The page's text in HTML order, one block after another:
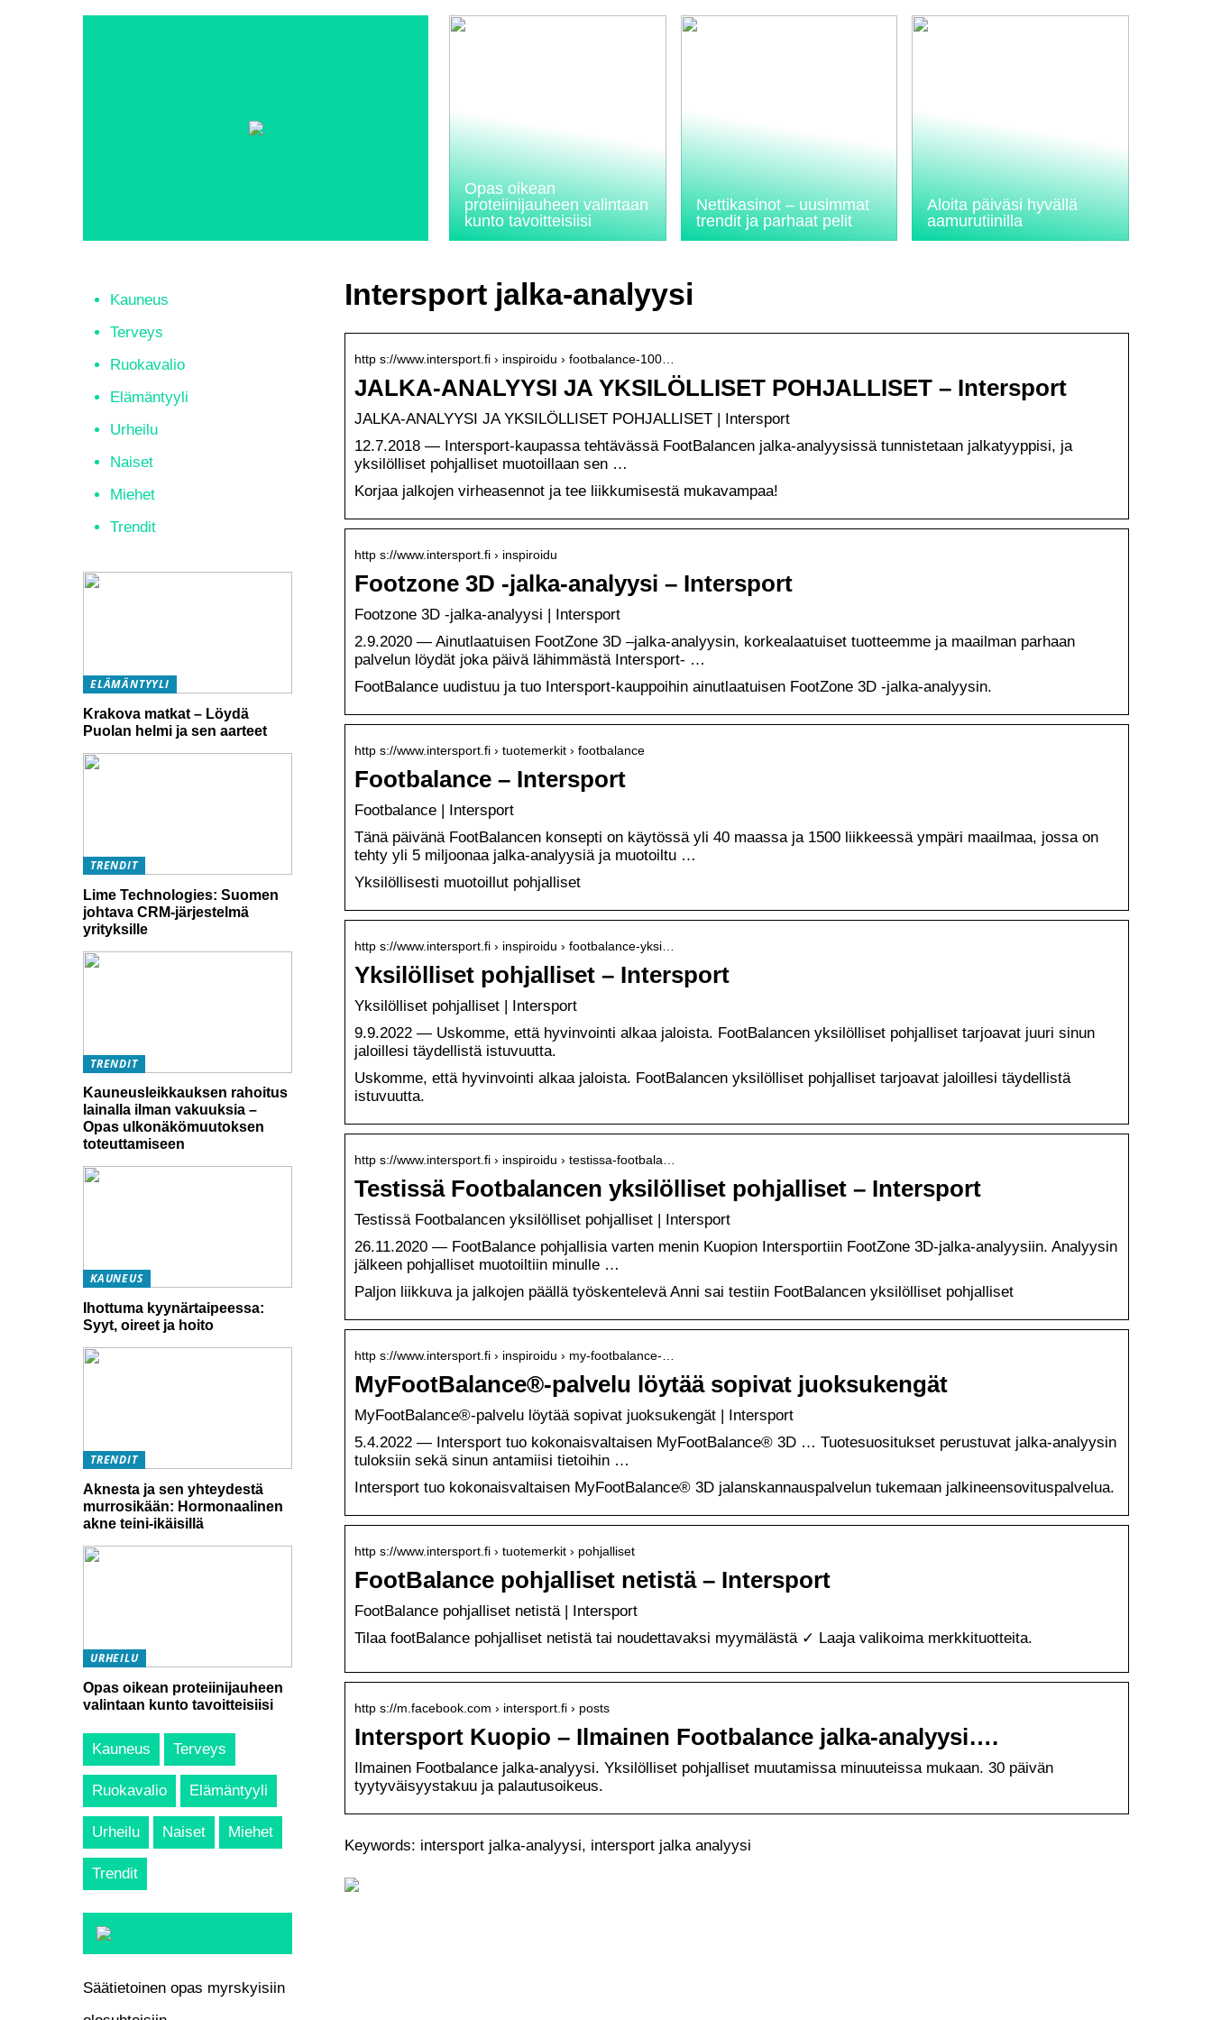
Opas oikean
proteiinijauheen valintaan
kunto tavoitteisiisi
Nettikasinot – uusimmat
trendit ja parhaat pelit
Aloita päiväsi hyvällä
aamurutiinilla
Intersport jalka-analyysi
http s://www.intersport.fi › inspiroidu › footbalance-100…
JALKA-ANALYYSI JA YKSILÖLLISET POHJALLISET – Intersport
JALKA-ANALYYSI JA YKSILÖLLISET POHJALLISET | Intersport
12.7.2018 — Intersport-kaupassa tehtävässä FootBalancen jalka-analyysissä tunnistetaan jalkatyyppisi, ja
yksilölliset pohjalliset muotoillaan sen …
Korjaa jalkojen virheasennot ja tee liikkumisestä mukavampaa!
http s://www.intersport.fi › inspiroidu
Footzone 3D -jalka-analyysi – Intersport
Footzone 3D -jalka-analyysi | Intersport
2.9.2020 — Ainutlaatuisen FootZone 3D –jalka-analyysin, korkealaatuiset tuotteemme ja maailman parhaan
palvelun löydät joka päivä lähimmästä Intersport- …
FootBalance uudistuu ja tuo Intersport-kauppoihin ainutlaatuisen FootZone 3D -jalka-analyysin.
http s://www.intersport.fi › tuotemerkit › footbalance
Footbalance – Intersport
Footbalance | Intersport
Tänä päivänä FootBalancen konsepti on käytössä yli 40 maassa ja 1500 liikkeessä ympäri maailmaa, jossa on
tehty yli 5 miljoonaa jalka-analyysiä ja muotoiltu …
Yksilöllisesti muotoillut pohjalliset
http s://www.intersport.fi › inspiroidu › footbalance-yksi…
Yksilölliset pohjalliset – Intersport
Yksilölliset pohjalliset | Intersport
9.9.2022 — Uskomme, että hyvinvointi alkaa jaloista. FootBalancen yksilölliset pohjalliset tarjoavat juuri sinun
jaloillesi täydellistä istuvuutta.
Uskomme, että hyvinvointi alkaa jaloista. FootBalancen yksilölliset pohjalliset tarjoavat jaloillesi täydellistä
istuvuutta.
http s://www.intersport.fi › inspiroidu › testissa-footbala…
Testissä Footbalancen yksilölliset pohjalliset – Intersport
Testissä Footbalancen yksilölliset pohjalliset | Intersport
26.11.2020 — FootBalance pohjallisia varten menin Kuopion Intersportiin FootZone 3D-jalka-analyysiin. Analyysin
jälkeen pohjalliset muotoiltiin minulle …
Paljon liikkuva ja jalkojen päällä työskentelevä Anni sai testiin FootBalancen yksilölliset pohjalliset
http s://www.intersport.fi › inspiroidu › my-footbalance-…
MyFootBalance®-palvelu löytää sopivat juoksukengät
MyFootBalance®-palvelu löytää sopivat juoksukengät | Intersport
5.4.2022 — Intersport tuo kokonaisvaltaisen MyFootBalance® 3D … Tuotesuositukset perustuvat jalka-analyysin
tuloksiin sekä sinun antamiisi tietoihin …
Intersport tuo kokonaisvaltaisen MyFootBalance® 3D jalanskannauspalvelun tukemaan jalkineensovituspalvelua.
http s://www.intersport.fi › tuotemerkit › pohjalliset
FootBalance pohjalliset netistä – Intersport
FootBalance pohjalliset netistä | Intersport
Tilaa footBalance pohjalliset netistä tai noudettavaksi myymälästä ✓ Laaja valikoima merkkituotteita.
http s://m.facebook.com › intersport.fi › posts
Intersport Kuopio – Ilmainen Footbalance jalka-analyysi….
Ilmainen Footbalance jalka-analyysi. Yksilölliset pohjalliset muutamissa minuuteissa mukaan. 30 päivän
tyytyväisyystakuu ja palautusoikeus.
Keywords: intersport jalka-analyysi, intersport jalka analyysi
Kauneus
Terveys
Ruokavalio
Elämäntyyli
Urheilu
Naiset
Miehet
Trendit
ELÄMÄNTYYLI
Krakova matkat – Löydä
Puolan helmi ja sen aarteet
TRENDIT
Lime Technologies: Suomen
johtava CRM-järjestelmä
yrityksille
TRENDIT
Kauneusleikkauksen rahoitus
lainalla ilman vakuuksia –
Opas ulkonäkömuutoksen
toteuttamiseen
KAUNEUS
Ihottuma kyynärtaipeessa:
Syyt, oireet ja hoito
TRENDIT
Aknesta ja sen yhteydestä
murrosikään: Hormonaalinen
akne teini-ikäisillä
URHEILU
Opas oikean proteiinijauheen
valintaan kunto tavoitteisiisi
Kauneus Terveys
Ruokavalio Elämäntyyli
Urheilu Naiset Miehet
Trendit
Säätietoinen opas myrskyisiin